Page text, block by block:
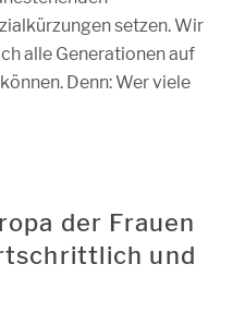
setzen. Wir
alle Generationen auf
Denn: Wer viele
der Frauen
und